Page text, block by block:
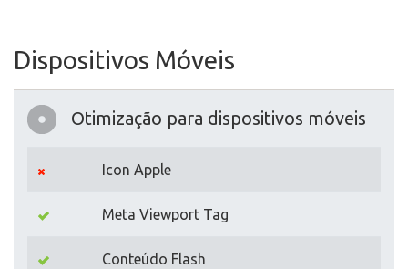
Dispositivos Móveis
Otimização para dispositivos móveis
Icon Apple
Meta Viewport Tag
Conteúdo Flash